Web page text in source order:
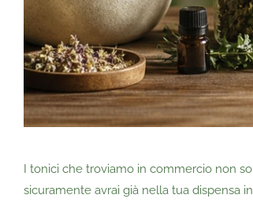
I tonici che troviamo in commercio non
sicuramente avrai già nella tua dispensa